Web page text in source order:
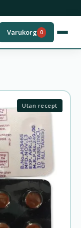
Varukorg 0
Utan recept